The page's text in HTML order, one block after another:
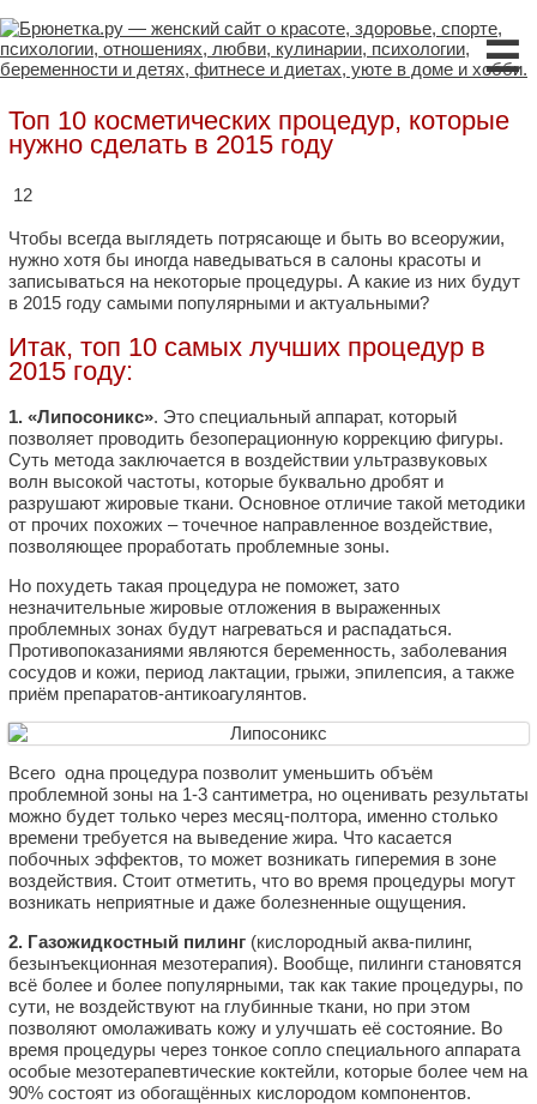
☰
Топ 10 косметических процедур, которые
нужно сделать в 2015 году
12
Чтобы всегда выглядеть потрясающе и быть во всеоружии,
нужно хотя бы иногда наведываться в салоны красоты и
записываться на некоторые процедуры. А какие из них будут
в 2015 году самыми популярными и актуальными?
Итак, топ 10 самых лучших процедур в
2015 году:
1. «Липосоникс». Это специальный аппарат, который
позволяет проводить безоперационную коррекцию фигуры.
Суть метода заключается в воздействии ультразвуковых
волн высокой частоты, которые буквально дробят и
разрушают жировые ткани. Основное отличие такой методики
от прочих похожих – точечное направленное воздействие,
позволяющее проработать проблемные зоны.
Но похудеть такая процедура не поможет, зато
незначительные жировые отложения в выраженных
проблемных зонах будут нагреваться и распадаться.
Противопоказаниями являются беременность, заболевания
сосудов и кожи, период лактации, грыжи, эпилепсия, а также
приём препаратов-антикоагулянтов.
Всего одна процедура позволит уменьшить объём
проблемной зоны на 1-3 сантиметра, но оценивать результаты
можно будет только через месяц-полтора, именно столько
времени требуется на выведение жира. Что касается
побочных эффектов, то может возникать гиперемия в зоне
воздействия. Стоит отметить, что во время процедуры могут
возникать неприятные и даже болезненные ощущения.
2. Газожидкостный пилинг (кислородный аква-пилинг,
безынъекционная мезотерапия). Вообще, пилинги становятся
всё более и более популярными, так как такие процедуры, по
сути, не воздействуют на глубинные ткани, но при этом
позволяют омолаживать кожу и улучшать её состояние. Во
время процедуры через тонкое сопло специального аппарата
особые мезотерапевтические коктейли, которые более чем на
90% состоят из обогащённых кислородом компонентов.